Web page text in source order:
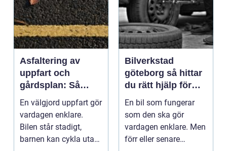
Asfaltering av
uppfart och
gårdsplan: Så
skapas en hållbar
En välgjord uppfart gör
vardagen enklare.
Bilen står stadigt,
barnen kan cykla utan
Bilverkstad
göteborg så hittar
du rätt hjälp för
din bil
En bil som fungerar
som den ska gör
vardagen enklare. Men
förr eller senare